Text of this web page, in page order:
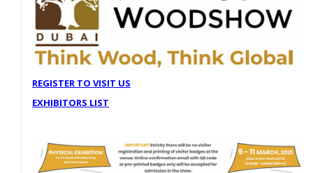
REGISTER TO VISIT US
EXHIBITORS LIST